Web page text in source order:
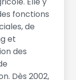
fonctions
de
et
des
Dès 2002,